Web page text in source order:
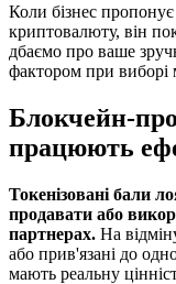
Коли бізнес
криптовалюту, він
дбаємо про ваше
фактором при виборі
Блокчейн-
працюють
Токенізовані бали
продавати або
партнерах. На
або прив'язані до
мають реальну